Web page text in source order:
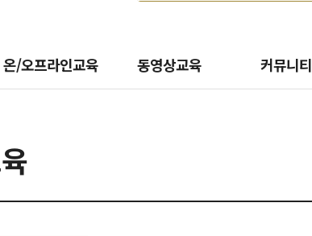
온/오프라인교육 동영상교육 커뮤니티